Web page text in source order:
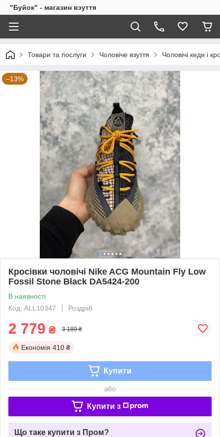
"Буйок" - магазин взуття
Товари та послуги Чоловіче взуття Чоловічі кеди і
–13%
Кросівки чоловічі Nike ACG Mountain Fly Low
Fossil Stone Black DA5424-200
В наявності
Код: ALL10347
Роздріб
2 779 ₴ 3 189 ₴
Економія 410 ₴
Купити
або
Купити з
Що таке купити з Пром?